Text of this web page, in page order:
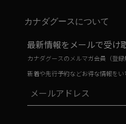
カナダグースについて
最新情報をメールで受け
カナダグースのメルマガ会員（登録
新着や先行予約などお得な情報をい